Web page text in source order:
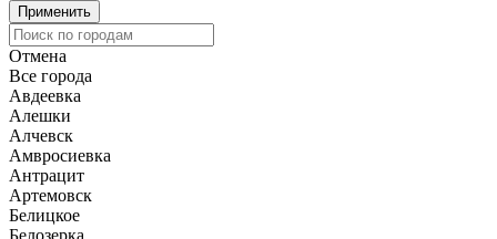
Применить
Отмена
Все города
Авдеевка
Алешки
Алчевск
Амвросиевка
Антрацит
Артемовск
Белицкое
Белозерка